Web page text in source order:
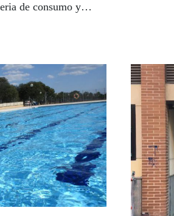
de consumo y